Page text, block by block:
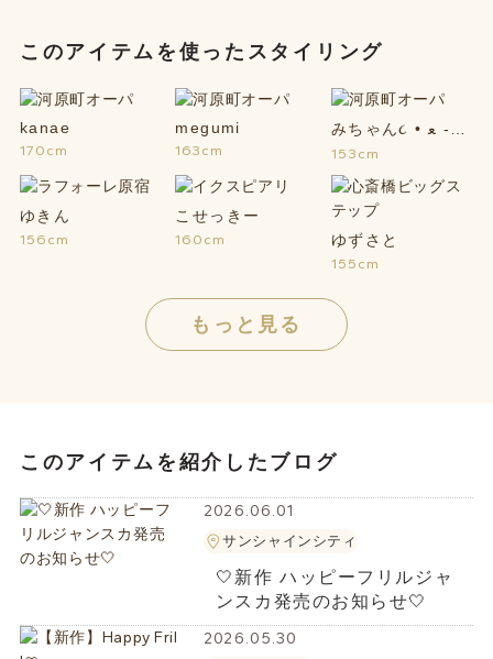
このアイテムを使ったスタイリング
kanae
170cm
megumi
163cm
みちゃん૮ • ﻌ -
აྀི
153cm
ゆきん
156cm
こせっきー
160cm ゆずさと
155cm
もっと見る
このアイテムを紹介したブログ
2026.06.01
サンシャインシティ
‎🤍新作 ハッピーフリルジャ
ンスカ発売のお知らせ‎🤍
2026.05.30